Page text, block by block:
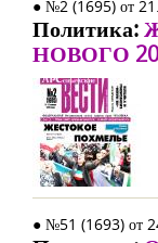
● №2 (1695) от
Политика:
НОВОГО
● №51 (1693) от